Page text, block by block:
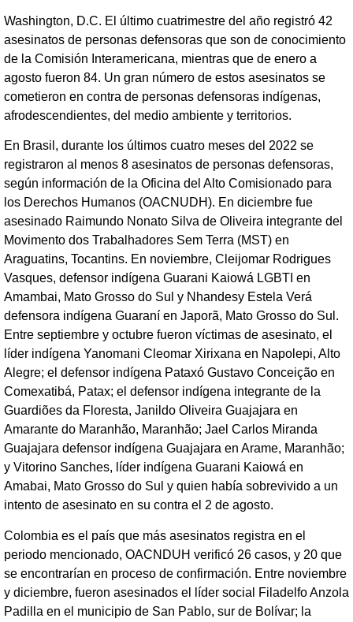
Washington, D.C. El último cuatrimestre del año registró 42
asesinatos de personas defensoras que son de conocimiento
de la Comisión Interamericana, mientras que de enero a
agosto fueron 84. Un gran número de estos asesinatos se
cometieron en contra de personas defensoras indígenas,
afrodescendientes, del medio ambiente y territorios.
En Brasil, durante los últimos cuatro meses del 2022 se
registraron al menos 8 asesinatos de personas defensoras,
según información de la Oficina del Alto Comisionado para
los Derechos Humanos (OACNUDH). En diciembre fue
asesinado Raimundo Nonato Silva de Oliveira integrante del
Movimento dos Trabalhadores Sem Terra (MST) en
Araguatins, Tocantins. En noviembre, Cleijomar Rodrigues
Vasques, defensor indígena Guarani Kaiowá LGBTI en
Amambai, Mato Grosso do Sul y Nhandesy Estela Verá
defensora indígena Guaraní en Japorã, Mato Grosso do Sul.
Entre septiembre y octubre fueron víctimas de asesinato, el
líder indígena Yanomani Cleomar Xirixana en Napolepi, Alto
Alegre; el defensor indígena Pataxó Gustavo Conceição en
Comexatibá, Patax; el defensor indígena integrante de la
Guardiões da Floresta, Janildo Oliveira Guajajara en
Amarante do Maranhão, Maranhão; Jael Carlos Miranda
Guajajara defensor indígena Guajajara en Arame, Maranhão;
y Vitorino Sanches, líder indígena Guarani Kaiowá en
Amabai, Mato Grosso do Sul y quien había sobrevivido a un
intento de asesinato en su contra el 2 de agosto.
Colombia es el país que más asesinatos registra en el
periodo mencionado, OACNDUH verificó 26 casos, y 20 que
se encontrarían en proceso de confirmación. Entre noviembre
y diciembre, fueron asesinados el líder social Filadelfo Anzola
Padilla en el municipio de San Pablo, sur de Bolívar; la